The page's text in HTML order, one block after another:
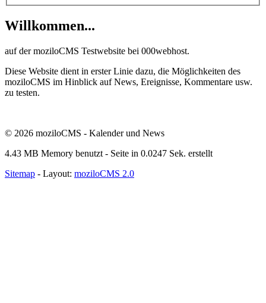
Willkommen...
auf der moziloCMS Testwebsite bei 000webhost.
Diese Website dient in erster Linie dazu, die Möglichkeiten des
moziloCMS im Hinblick auf News, Ereignisse, Kommentare usw.
zu testen.
© 2026 moziloCMS - Kalender und News
4.43 MB Memory benutzt - Seite in 0.0247 Sek. erstellt
Sitemap - Layout: moziloCMS 2.0